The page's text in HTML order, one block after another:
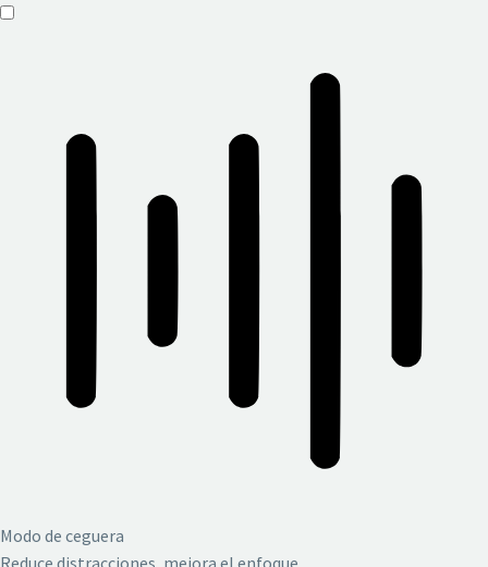
Modo amigable para TDAH
Modo de ceguera